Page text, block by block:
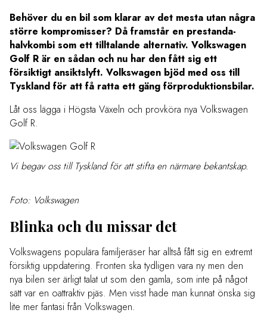
Behöver du en bil som klarar av det mesta utan några
större kompromisser? Då framstår en prestanda-
halvkombi som ett tilltalande alternativ. Volkswagen
Golf R är en sådan och nu har den fått sig ett
försiktigt ansiktslyft. Volkswagen bjöd med oss till
Tyskland för att få ratta ett gäng förproduktionsbilar.
Låt oss lägga i Högsta Växeln och provköra nya Volkswagen
Golf R.
Vi begav oss till Tyskland för att stifta en närmare bekantskap.
Foto: Volkswagen
Blinka och du missar det
Volkswagens populära familjeräser har alltså fått sig en extremt
försiktig uppdatering. Fronten ska tydligen vara ny men den
nya bilen ser ärligt talat ut som den gamla, som inte på något
sätt var en oattraktiv pjäs. Men visst hade man kunnat önska sig
lite mer fantasi från Volkswagen.